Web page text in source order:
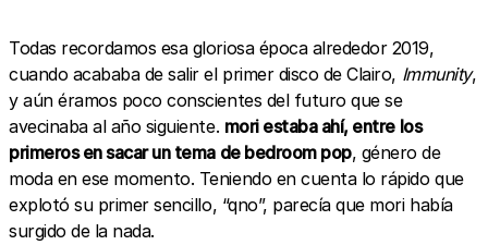
Todas recordamos esa gloriosa época alrededor 2019,
cuando acababa de salir el primer disco de Clairo, Immunity,
y aún éramos poco conscientes del futuro que se
avecinaba al año siguiente. mori estaba ahí, entre los
primeros en sacar un tema de bedroom pop, género de
moda en ese momento. Teniendo en cuenta lo rápido que
explotó su primer sencillo, “qno”, parecía que mori había
surgido de la nada.